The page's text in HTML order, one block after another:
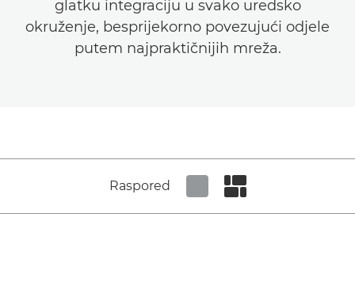
glatku integraciju u svako uredsko
okruženje, besprijekorno povezujući odjele
putem najpraktičnijih mreža.
Raspored